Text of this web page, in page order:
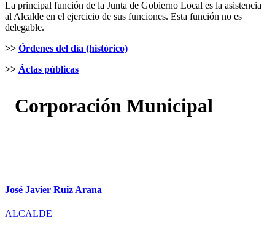
La principal función de la Junta de Gobierno Local es la asistencia
al Alcalde en el ejercicio de sus funciones. Esta función no es
delegable.
>> Órdenes del día (histórico)
>> Áctas públicas
Corporación Municipal
José Javier Ruiz Arana
ALCALDE